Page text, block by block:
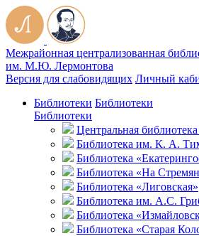
Межрайонная централизованная
им. М.Ю. Лермонтова
Версия для слабовидящих Личный
Библиотеки Библиотеки
Библиотеки
Центральная
Библиотека им. К. А.
Библиотека
Библиотека «На
Библиотека «Лиговская»
Библиотека им. А.С.
Библиотека
Библиотека «Старая